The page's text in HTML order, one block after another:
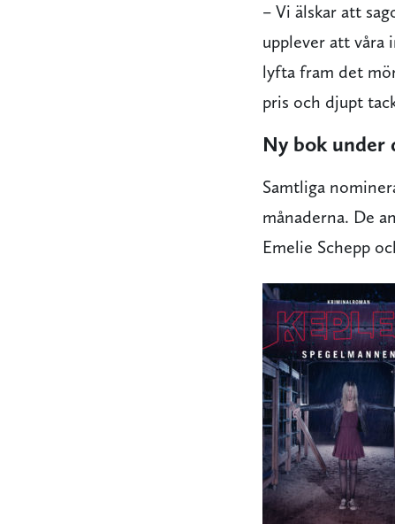
– Vi älskar att
upplever att våra
lyfta fram det
pris och djupt
Ny bok under
Samtliga
månaderna. De
Emelie Schepp